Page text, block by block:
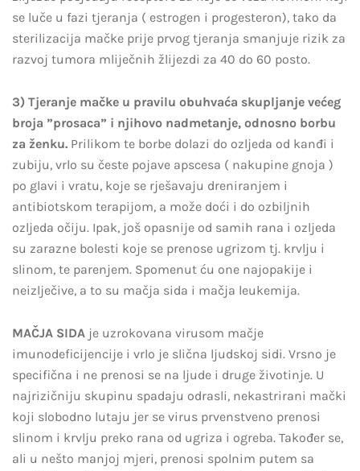
se luče u fazi tjeranja ( estrogen i progesteron), tako da
sterilizacija mačke prije prvog tjeranja smanjuje rizik za
razvoj tumora mliječnih žlijezdi za 40 do 60 posto.
3) Tjeranje mačke u pravilu obuhvaća skupljanje većeg
broja ”prosaca” i njihovo nadmetanje, odnosno borbu
za ženku. Prilikom te borbe dolazi do ozljeda od kanđi i
zubiju, vrlo su česte pojave apscesa ( nakupine gnoja )
po glavi i vratu, koje se rješavaju dreniranjem i
antibiotskom terapijom, a može doći i do ozbiljnih
ozljeda očiju. Ipak, još opasnije od samih rana i ozljeda
su zarazne bolesti koje se prenose ugrizom tj. krvlju i
slinom, te parenjem. Spomenut ću one najopakije i
neizlječive, a to su mačja sida i mačja leukemija.
MAČJA SIDA je uzrokovana virusom mačje
imunodeficijencije i vrlo je slična ljudskoj sidi. Vrsno je
specifična i ne prenosi se na ljude i druge životinje. U
najrizičniju skupinu spadaju odrasli, nekastrirani mački
koji slobodno lutaju jer se virus prvenstveno prenosi
slinom i krvlju preko rana od ugriza i ogreba. Također se,
ali u nešto manjoj mjeri, prenosi spolnim putem sa